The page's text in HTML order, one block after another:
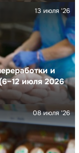
и
июля 2026
13 июля '26
08 июля '26